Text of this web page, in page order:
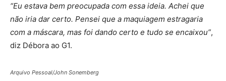
“Eu estava bem preocupada com essa ideia. Achei que
não iria dar certo. Pensei que a maquiagem estragaria
com a máscara, mas foi dando certo e tudo se encaixou”,
diz Débora ao G1.
Arquivo Pessoal/John Sonemberg